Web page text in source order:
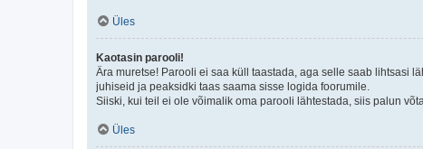
Üles
Kaotasin parooli!
Ära muretse! Parooli ei saa küll taastada, aga selle saab lihtsasi
juhiseid ja peaksidki taas saama sisse logida foorumile.
Siiski, kui teil ei ole võimalik oma parooli lähtestada, siis palun
Üles